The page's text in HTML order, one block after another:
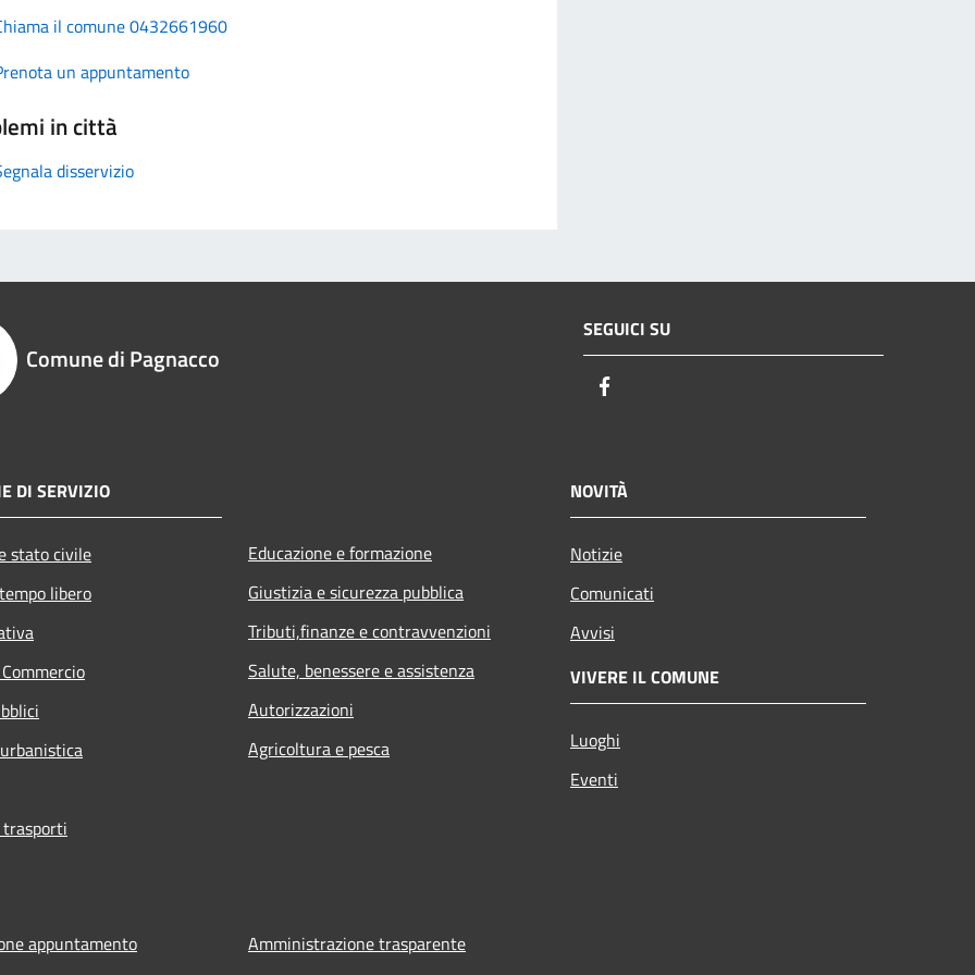
il comune 0432661960
un appuntamento
in città
disservizio
Comune di Pagnacco
SEGUICI SU
DI SERVIZIO
stato civile
libero
Educazione e formazione
Giustizia e sicurezza pubblica
Tributi,finanze e contravvenzioni
Salute, benessere e assistenza
Autorizzazioni
Agricoltura e pesca
NOVITÀ
Notizie
Comunicati
Avvisi
VIVERE IL COMUNE
Luoghi
Eventi
appuntamento
Amministrazione trasparente